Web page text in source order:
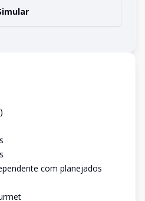
com planejados